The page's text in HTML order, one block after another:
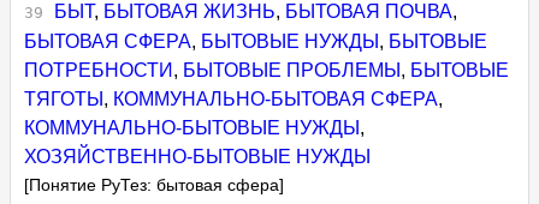
БЫТ, БЫТОВАЯ ЖИЗНЬ, БЫТОВАЯ ПОЧВА,
БЫТОВАЯ СФЕРА, БЫТОВЫЕ НУЖДЫ , БЫТОВЫЕ
ПОТРЕБНОСТИ , БЫТОВЫЕ ПРОБЛЕМЫ , БЫТОВЫЕ
ТЯГОТЫ , КОММУНАЛЬНО-БЫТОВАЯ СФЕРА,
КОММУНАЛЬНО-БЫТОВЫЕ НУЖДЫ ,
ХОЗЯЙСТВЕННО-БЫТОВЫЕ НУЖДЫ
[Понятие РуТез: бытовая сфера]